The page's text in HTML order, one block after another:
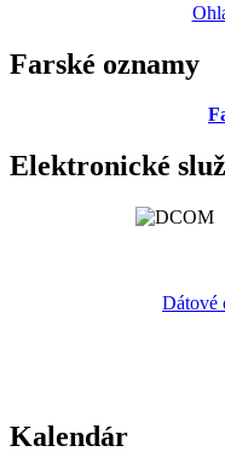
Farské oznamy
Elektronické
Dátové
Kalendár